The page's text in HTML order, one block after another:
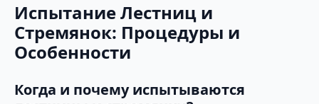
Испытание Лестниц и
Стремянок: Процедуры и
Особенности
Когда и почему испытываются